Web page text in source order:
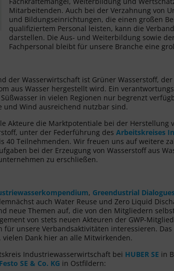
Mitarbeitenden. Auch bei der Verzahnung von
und Bildungseinrichtungen, die einen großen
qualifiziertem Personal leisten, kann die
darstellen. Die Aus- und Weiterbildung sowie
Fachpersonal bleibt für unsere Branche eine
der Wasserwirtschaft ist Grüner Wasserstoff,
aus Wasser hergestellt wird. Ein
in vielen Regionen nur begrenzt
und Wind ausreichend nutzbar sind.
Akteure die Marktpotentiale bei der Herstellung
unter der Federführung des Arbeitskreises
40 Teilnehmenden. Wir freuen uns auf weitere
bei der Erzeugung von Wasserstoff aus
zu erschließen.
, Greendustrial
auch Water Reuse und Zero Liquid
neue Themen auf, die von den Mitgliedern
von stets neuen Akteuren der GWP-
für unsere Verbandsaktivitäten interessieren.
Dank hier an alle Mitwirkenden.
Industriewasserwirtschaft bei HUBER SE in
Festo SE & Co. KG in Ostfildern: